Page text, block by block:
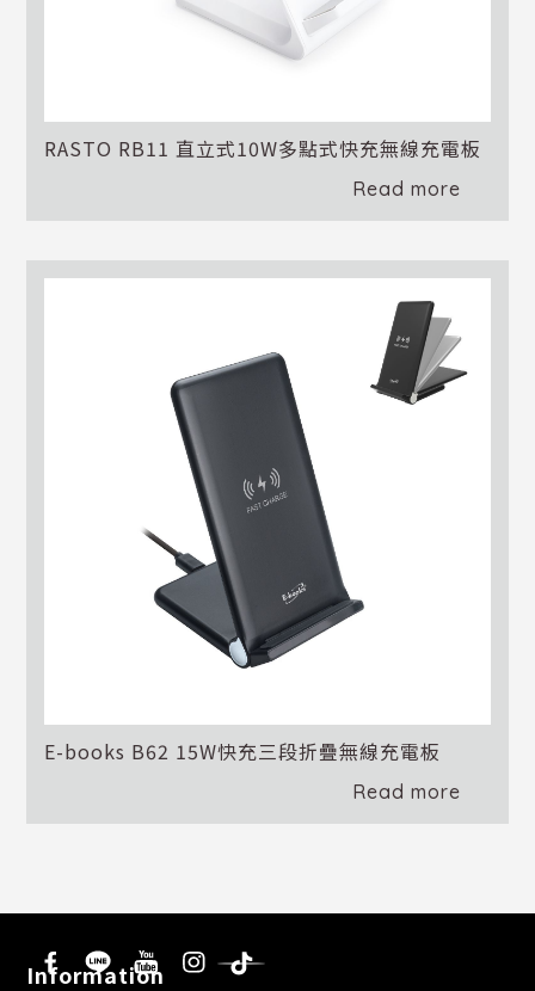
RASTO RB11 直立式10W多點式快充無線充電板
Read more
E-books B62 15W快充三段折疊無線充電板
Read more
Information